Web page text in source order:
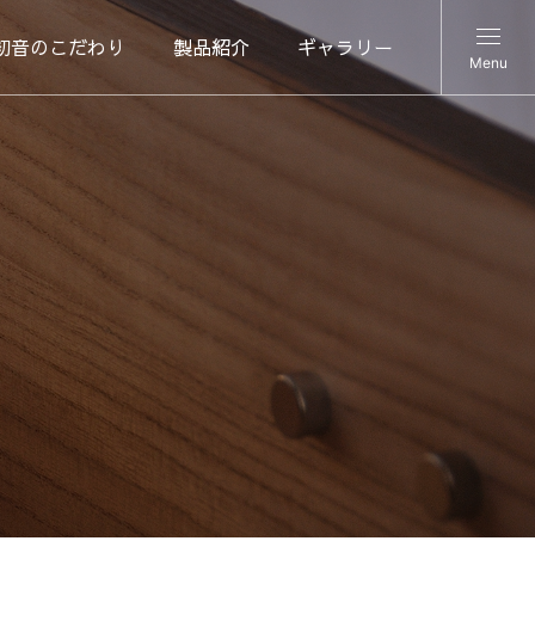
音のこだわり 製品紹介 ギャラリー
Menu